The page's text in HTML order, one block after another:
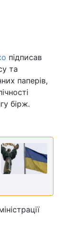
підписав
та
паперів,
бірж.